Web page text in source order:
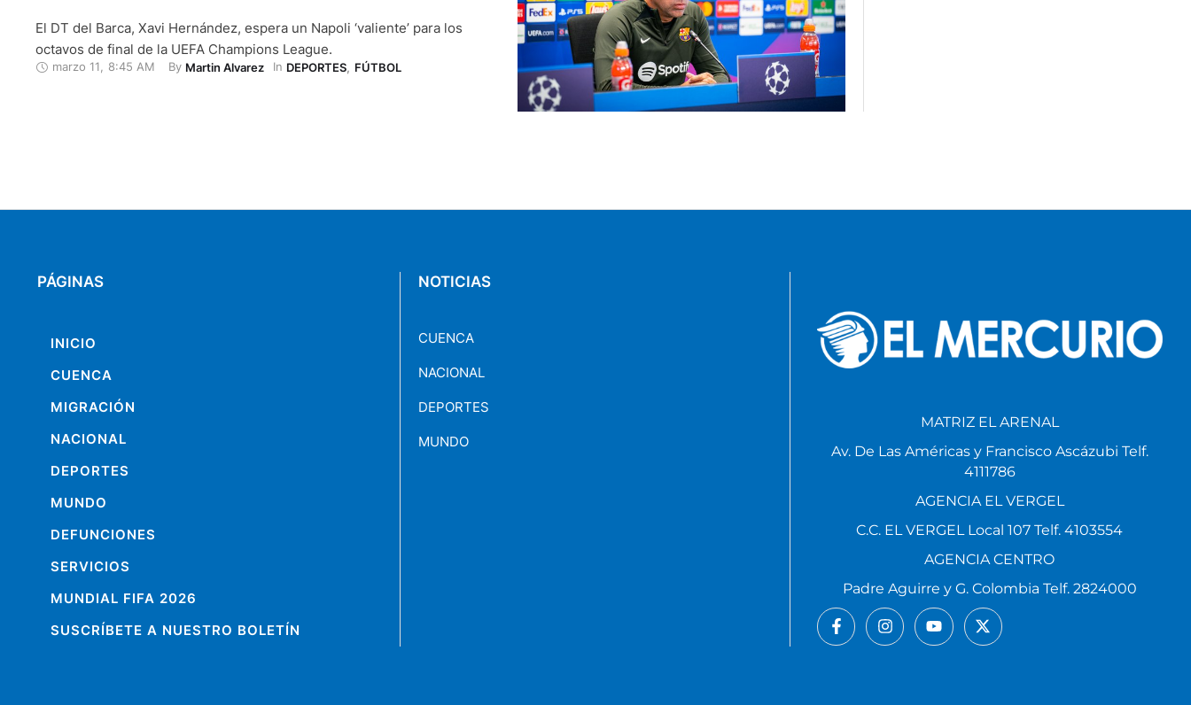
El DT del Barca, Xavi Hernández, espera un Napoli ‘valiente’ para los
octavos de final de la UEFA Champions League.
marzo 11, 8:45 AM By Martin Alvarez In DEPORTES, FÚTBOL
PÁGINAS
INICIO
CUENCA
MIGRACIÓN
NACIONAL
DEPORTES
MUNDO
DEFUNCIONES
SERVICIOS
MUNDIAL FIFA 2026
SUSCRÍBETE A NUESTRO BOLETÍN
NOTICIAS
CUENCA
NACIONAL
DEPORTES
MUNDO
MATRIZ EL ARENAL
Av. De Las Américas y Francisco Ascázubi Telf.
4111786
AGENCIA EL VERGEL
C.C. EL VERGEL Local 107 Telf. 4103554
AGENCIA CENTRO
Padre Aguirre y G. Colombia Telf. 2824000